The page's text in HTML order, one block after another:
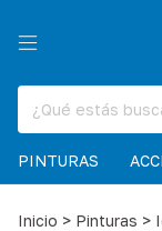
PINTURAS
Inicio > Pinturas >